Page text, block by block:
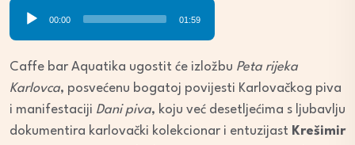
Audio
Player
00:00 01:59
Caffe bar Aquatika ugostit će izložbu Peta rijeka
Karlovca, posvećenu bogatoj povijesti Karlovačkog piva
i manifestaciji Dani piva, koju već desetljećima s ljubavlju
dokumentira karlovački kolekcionar i entuzijast Krešimir